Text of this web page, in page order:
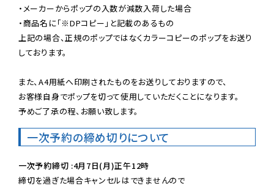
・メーカーからポップの入数が減数入荷した場合
・商品名に「※DPコピー」と記載のあるもの
上記の場合、正規のポップではなくカラーコピーのポップをお送り
しております。
また、A4用紙へ印刷されたものをお送りしておりますので、
お客様自身でポップを切って使用していただくことになります。
予めご了承の程、お願い致します。
一次予約の締め切りについて
一次予約締切 :4月7日(月)正午12時
締切を過ぎた場合キャンセルはできませんので